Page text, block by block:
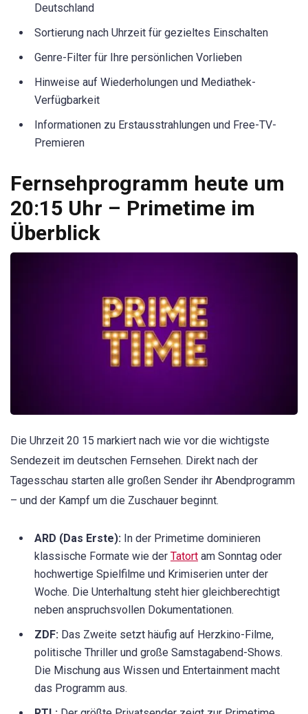
Deutschland
Sortierung nach Uhrzeit für gezieltes Einschalten
Genre-Filter für Ihre persönlichen Vorlieben
Hinweise auf Wiederholungen und Mediathek-
Verfügbarkeit
Informationen zu Erstausstrahlungen und Free-TV-
Premieren
Fernsehprogramm heute um
20:15 Uhr – Primetime im
Überblick
Die Uhrzeit 20 15 markiert nach wie vor die wichtigste
Sendezeit im deutschen Fernsehen. Direkt nach der
Tagesschau starten alle großen Sender ihr Abendprogramm
– und der Kampf um die Zuschauer beginnt.
ARD (Das Erste): In der Primetime dominieren
klassische Formate wie der Tatort am Sonntag oder
hochwertige Spielfilme und Krimiserien unter der
Woche. Die Unterhaltung steht hier gleichberechtigt
neben anspruchsvollen Dokumentationen.
ZDF: Das Zweite setzt häufig auf Herzkino-Filme,
politische Thriller und große Samstagabend-Shows.
Die Mischung aus Wissen und Entertainment macht
das Programm aus.